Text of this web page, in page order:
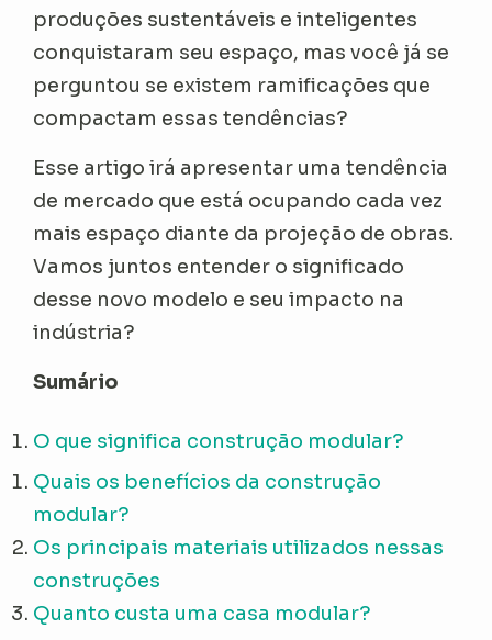
produções sustentáveis e inteligentes
conquistaram seu espaço, mas você já se
perguntou se existem ramificações que
compactam essas tendências?
Esse artigo irá apresentar uma tendência
de mercado que está ocupando cada vez
mais espaço diante da projeção de obras.
Vamos juntos entender o significado
desse novo modelo e seu impacto na
indústria?
Sumário
O que significa construção modular?
Quais os benefícios da construção
modular?
Os principais materiais utilizados nessas
construções
Quanto custa uma casa modular?